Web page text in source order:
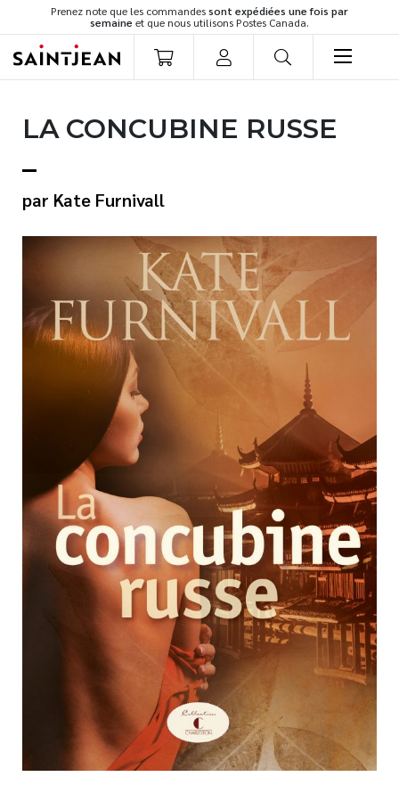
Prenez note que les commandessont expédiées une fois par
semaine et que nous utilisons Postes Canada.
Romans
Développement personnel
Littérature jeunesse
Spiritualité
Témoignages
Vie pratique
Livres audio
Meilleurs vendeurs
Page vedette
AUTEURS
LA CONCUBINE RUSSE
Kate Furnivall